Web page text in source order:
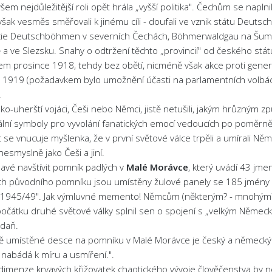
nejdůležitější roli opět hrála „vyšší politika". Čechům se
vesměs směřovali k jinému cíli - doufali ve vznik státu
Deutschböhmen v severních Čechách, Böhmerwaldgau na
a ve Slezsku. Snahy o odtržení těchto „provincií" od českého
prosince 1918, tehdy bez obětí, nicméně však akce proti
(požadavkem bylo umožnění účasti na parlamentních
uherští vojáci, Češi nebo Němci, jistě netušili, jakým hrůzným
symboly pro vyvolání fanatických emocí vedoucích po
se vnucuje myšlenka, že v první světové válce trpěli a umírali
jako Češi a jiní.
navštívit pomník padlých v Malé Morávce, který uvádí 43
původního pomníku jsou umístěny žulové panely se 185 jmény
49". Jak výmluvné memento! Němcům (některým? -
druhé světové války splnil sen o spojení s „velkým
umístěné desce na pomníku v Malé Morávce je český a
k míru a usmíření.".
krvavých křižovatek chaotického vývoje člověčenstva by